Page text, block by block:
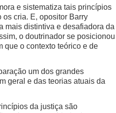
e sistematiza tais princípios
os cria. E, opositor Barry
mais distintiva e desafiadora da
o doutrinador se posicionou
que o contexto teórico e de
um dos grandes
geral e das teorias atuais da
da justiça são